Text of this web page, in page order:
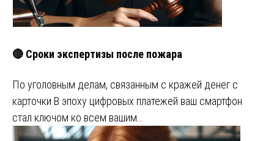
🔴 Сроки экспертизы после пожара
По уголовным делам, связанным с кражей денег с
карточки В эпоху цифровых платежей ваш смартфон
стал ключом ко всем вашим…